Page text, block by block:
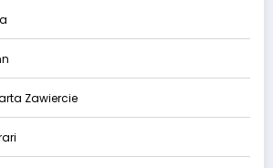
Zawiercie